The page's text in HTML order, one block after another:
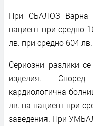
При СБАЛОЗ Варна
пациент при средно
лв. при средно 604 лв.
Сериозни разлики
изделия.
кардиологична
лв. на пациент при
заведения. При